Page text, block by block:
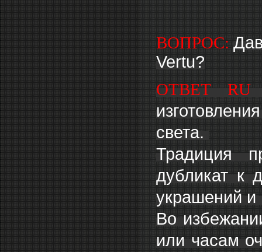
ВОПРОС:
Vertu?
ОТВЕТ RU
света.
Традиция
дубликат к
украшений и
Во
или часам